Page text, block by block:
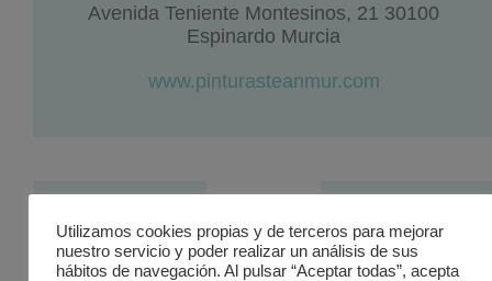
Avenida Teniente Montesinos, 21 30100
Espinardo Murcia
www.pinturasteanmur.com
Utilizamos cookies propias y de terceros para mejorar
nuestro servicio y poder realizar un análisis de sus
hábitos de navegación. Al pulsar “Aceptar todas”, acepta